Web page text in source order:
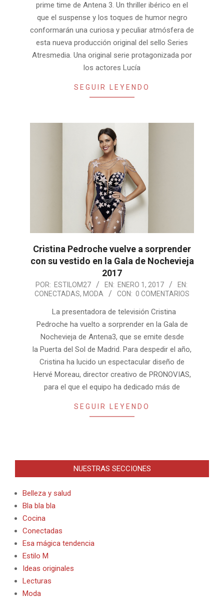
prime time de Antena 3. Un thriller ibérico en el
que el suspense y los toques de humor negro
conformarán una curiosa y peculiar atmósfera de
esta nueva producción original del sello Series
Atresmedia. Una original serie protagonizada por
los actores Lucía
SEGUIR LEYENDO
Cristina Pedroche vuelve a sorprender
con su vestido en la Gala de Nochevieja
2017
2017-
01-
POR: ESTILOM27 EN: ENERO 1, 2017
EN:
CONECTADAS, MODA CON: 0 COMENTARIOS
La presentadora de televisión Cristina
Pedroche ha vuelto a sorprender en la Gala de
Nochevieja de Antena3, que se emite desde
la Puerta del Sol de Madrid. Para despedir el año,
Cristina ha lucido un espectacular diseño de
Hervé Moreau, director creativo de PRONOVIAS,
para el que el equipo ha dedicado más de
SEGUIR LEYENDO
NUESTRAS SECCIONES
Belleza y salud
Bla bla bla
Cocina
Conectadas
Esa mágica tendencia
Estilo M
Ideas originales
Lecturas
Moda